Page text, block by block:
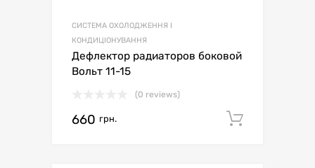
СИСТЕМА ОХОЛОДЖЕННЯ І
КОНДИЦІОНУВАННЯ
Дефлектор радиаторов боковой
Вольт 11-15
(0 reviews)
660 грн.